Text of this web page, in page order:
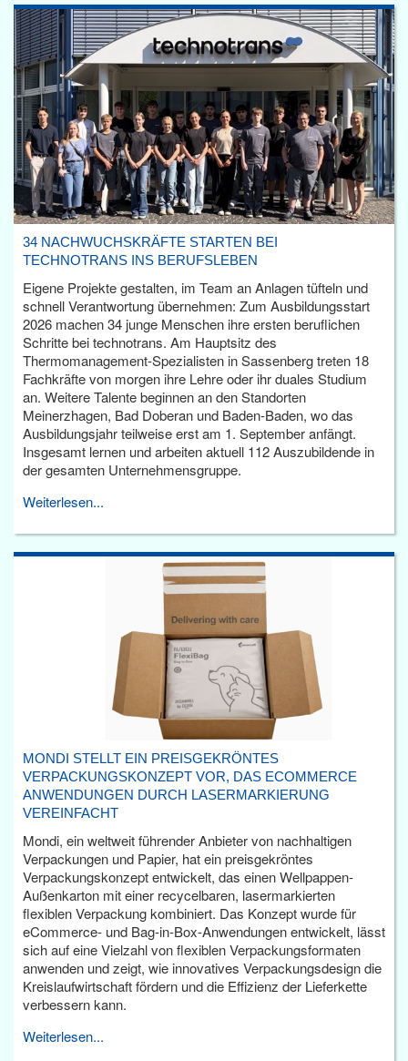
34 NACHWUCHSKRÄFTE STARTEN BEI
TECHNOTRANS INS BERUFSLEBEN
Eigene Projekte gestalten, im Team an Anlagen tüfteln und
schnell Verantwortung übernehmen: Zum Ausbildungsstart
2026 machen 34 junge Menschen ihre ersten beruflichen
Schritte bei technotrans. Am Hauptsitz des
Thermomanagement-Spezialisten in Sassenberg treten 18
Fachkräfte von morgen ihre Lehre oder ihr duales Studium
an. Weitere Talente beginnen an den Standorten
Meinerzhagen, Bad Doberan und Baden-Baden, wo das
Ausbildungsjahr teilweise erst am 1. September anfängt.
Insgesamt lernen und arbeiten aktuell 112 Auszubildende in
der gesamten Unternehmensgruppe.
Weiterlesen...
MONDI STELLT EIN PREISGEKRÖNTES
VERPACKUNGSKONZEPT VOR, DAS ECOMMERCE
ANWENDUNGEN DURCH LASERMARKIERUNG
VEREINFACHT
Mondi, ein weltweit führender Anbieter von nachhaltigen
Verpackungen und Papier, hat ein preisgekröntes
Verpackungskonzept entwickelt, das einen Wellpappen-
Außenkarton mit einer recycelbaren, lasermarkierten
flexiblen Verpackung kombiniert. Das Konzept wurde für
eCommerce- und Bag-in-Box-Anwendungen entwickelt, lässt
sich auf eine Vielzahl von flexiblen Verpackungsformaten
anwenden und zeigt, wie innovatives Verpackungsdesign die
Kreislaufwirtschaft fördern und die Effizienz der Lieferkette
verbessern kann.
Weiterlesen...